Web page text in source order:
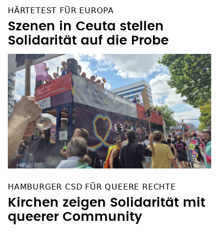
HÄRTETEST FÜR EUROPA
Szenen in Ceuta stellen
Solidarität auf die Probe
HAMBURGER CSD FÜR QUEERE RECHTE
Kirchen zeigen Solidarität mit
queerer Community